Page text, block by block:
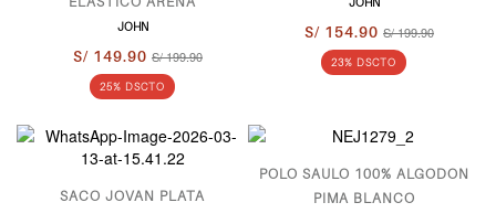
JOHN
S/ 149.90 S/ 199.90
25% DSCTO
S/ 154.90 S/ 199.90
23% DSCTO
SACO JOVAN PLATA
POLO SAULO 100% ALGODON
PIMA BLANCO